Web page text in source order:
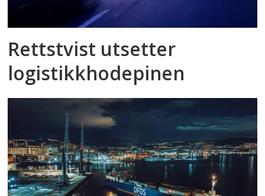
Rettstvist utsetter
logistikkhodepinen